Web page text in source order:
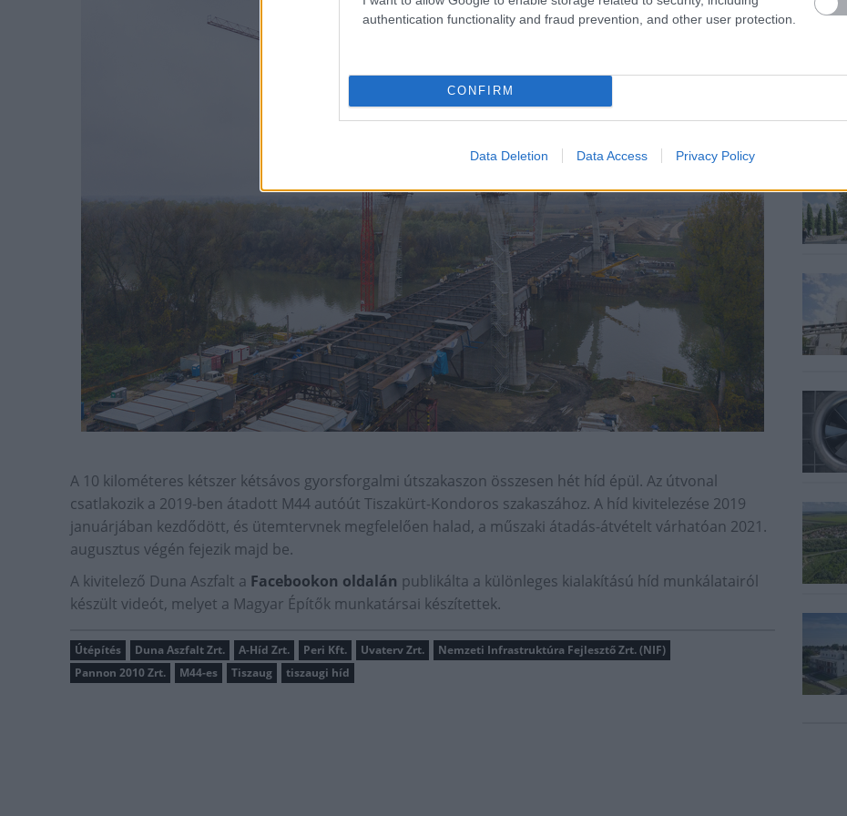
authentication functionality and fraud prevention, and other user protection.
CONFIRM
Data Deletion Data Access Privacy Policy
A 10 kilométeres kétszer kétsávos gyorsforgalmi útszakaszon összesen hét híd épül. Az útvonal
csatlakozik a 2019-ben átadott M44 autóút Tiszakürt-Kondoros szakaszához. A híd kivitelezése 2019
januárjában kezdődött, és ütemtervnek megfelelően halad, a műszaki átadás-átvételt várhatóan 2021.
augusztus végén fejezik majd be.
A kivitelező Duna Aszfalt a Facebookon oldalán publikálta a különleges kialakítású híd munkálatairól
készült videót, melyet a Magyar Építők munkatársai készítettek.
Útépítés Duna Aszfalt Zrt. A-Híd Zrt. Peri Kft. Uvaterv Zrt.
Nemzeti Infrastruktúra Fejlesztő Zrt. (NIF)
Pannon 2010 Zrt.
M44-es Tiszaug tiszaugi híd